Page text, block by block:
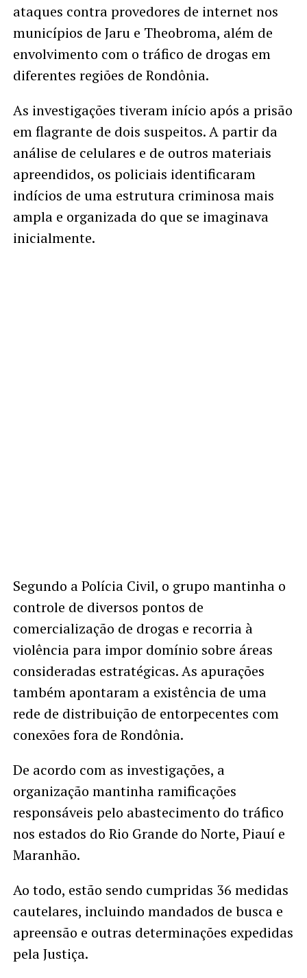
ataques contra provedores de internet nos
municípios de Jaru e Theobroma, além de
envolvimento com o tráfico de drogas em
diferentes regiões de Rondônia.
As investigações tiveram início após a prisão
em flagrante de dois suspeitos. A partir da
análise de celulares e de outros materiais
apreendidos, os policiais identificaram
indícios de uma estrutura criminosa mais
ampla e organizada do que se imaginava
inicialmente.
Segundo a Polícia Civil, o grupo mantinha o
controle de diversos pontos de
comercialização de drogas e recorria à
violência para impor domínio sobre áreas
consideradas estratégicas. As apurações
também apontaram a existência de uma
rede de distribuição de entorpecentes com
conexões fora de Rondônia.
De acordo com as investigações, a
organização mantinha ramificações
responsáveis pelo abastecimento do tráfico
nos estados do Rio Grande do Norte, Piauí e
Maranhão.
Ao todo, estão sendo cumpridas 36 medidas
cautelares, incluindo mandados de busca e
apreensão e outras determinações expedidas
pela Justiça.